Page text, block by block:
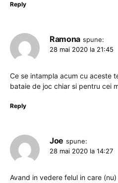
Reply
Ramona spune:
28 mai 2020 la 21:45
Ce se intampla acum cu aceste
bataie de joc chiar si pentru cei
Reply
Joe spune:
28 mai 2020 la 14:27
Avand in vedere felul in care